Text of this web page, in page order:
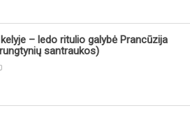
– ledo ritulio galybė Prancūzija
santraukos)